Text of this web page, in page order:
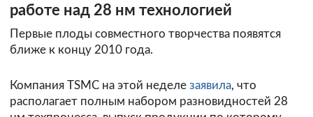
работе над 28 нм технологией
Первые плоды совместного творчества появятся
ближе к концу 2010 года.
Компания TSMC на этой неделе заявила, что
располагает полным набором разновидностей 28